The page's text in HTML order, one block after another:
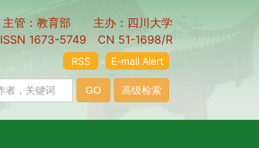
主管：教育部 主办：四川大学
ISSN 1673-5749 CN 51-1698/R
E-mail Alert
RSS